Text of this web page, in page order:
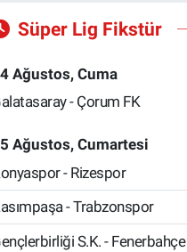
Süper Lig Fikstür
Ağustos, Cuma
- Çorum FK
Ağustos, Cumartesi
- Rizespor
- Trabzonspor
S.K. - Fenerbahçe